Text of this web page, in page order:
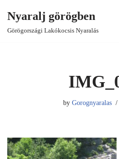
Skip
Nyaralj görögben
Görögországi Lakókocsis Nyaralás
by Gorognyaralas